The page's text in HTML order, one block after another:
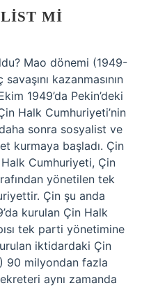
MI
Mao dönemi (1949-
kazanmasının
1949’da Pekin’deki
Halk Cumhuriyeti’nin
sonra sosyalist ve
kurmaya başladı. Çin
Cumhuriyeti, Çin
yönetilen tek
Çin şu anda
kurulan Çin Halk
tek parti yönetimine
iktidardaki Çin
90 milyondan fazla
aynı zamanda